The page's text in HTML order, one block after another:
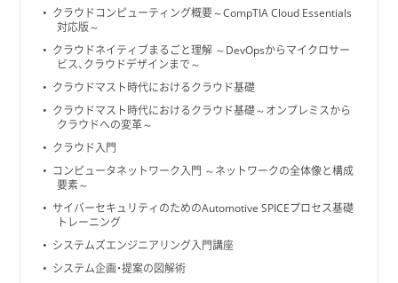
クラウドコンピューティング概要～CompTIA Cloud Essentials
対応版～
クラウドネイティブまるごと理解 ～DevOpsからマイクロサー
ビス、クラウドデザインまで～
クラウドマスト時代におけるクラウド基礎
クラウドマスト時代におけるクラウド基礎～オンプレミスから
クラウドへの変革～
クラウド入門
コンピュータネットワーク入門 ～ネットワークの全体像と構成
要素～
サイバーセキュリティのためのAutomotive SPICEプロセス基礎
トレーニング
システムズエンジニアリング入門講座
システム企画・提案の図解術